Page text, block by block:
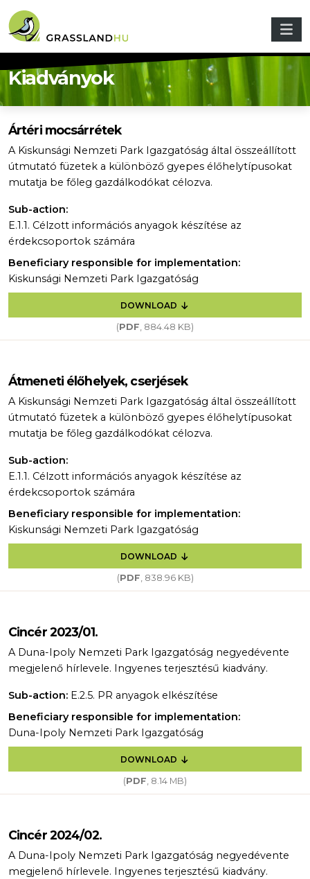
Kiadványok
Ártéri mocsárrétek
A Kiskunsági Nemzeti Park Igazgatóság által összeállított
útmutató füzetek a különböző gyepes élőhelytípusokat
mutatja be főleg gazdálkodókat célozva.
Sub-action:
E.1.1. Célzott információs anyagok készítése az
érdekcsoportok számára
Beneficiary responsible for implementation:
Kiskunsági Nemzeti Park Igazgatóság
DOWNLOAD
(PDF, 884.48 KB)
Átmeneti élőhelyek, cserjések
A Kiskunsági Nemzeti Park Igazgatóság által összeállított
útmutató füzetek a különböző gyepes élőhelytípusokat
mutatja be főleg gazdálkodókat célozva.
Sub-action:
E.1.1. Célzott információs anyagok készítése az
érdekcsoportok számára
Beneficiary responsible for implementation:
Kiskunsági Nemzeti Park Igazgatóság
DOWNLOAD
(PDF, 838.96 KB)
Cincér 2023/01.
A Duna-Ipoly Nemzeti Park Igazgatóság negyedévente
megjelenő hírlevele. Ingyenes terjesztésű kiadvány.
Sub-action: E.2.5. PR anyagok elkészítése
Beneficiary responsible for implementation:
Duna-Ipoly Nemzeti Park Igazgatóság
DOWNLOAD
(PDF, 8.14 MB)
Cincér 2024/02.
A Duna-Ipoly Nemzeti Park Igazgatóság negyedévente
megjelenő hírlevele. Ingyenes terjesztésű kiadvány.